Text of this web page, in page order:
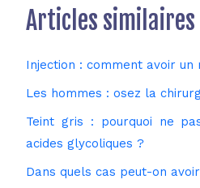
Articles similaires
Injection : comment avoir
Les hommes : osez la
Teint gris : pourquoi ne
acides glycoliques ?
Dans quels cas peut-on